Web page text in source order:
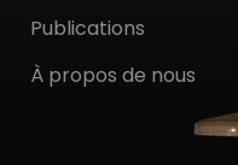
Publications
À propos de nous